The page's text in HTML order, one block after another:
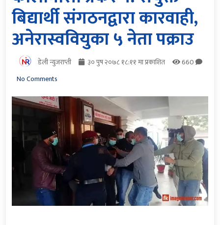
बिद्यार्थी संगठनद्वारा कारवाही,
अनेरास्ववियुका ५ नेता पक्राउ
डेली न्युजराप्ती ३० पुष २०७८ १८:११ मा प्रकाशित
660
No Comments